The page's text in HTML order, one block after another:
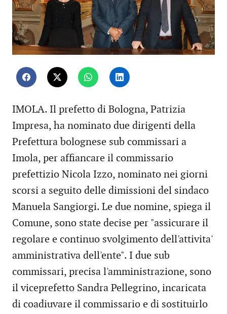
IMOLA. Il prefetto di Bologna, Patrizia
Impresa, ha nominato due dirigenti della
Prefettura bolognese sub commissari a
Imola, per affiancare il commissario
prefettizio Nicola Izzo, nominato nei giorni
scorsi a seguito delle dimissioni del sindaco
Manuela Sangiorgi. Le due nomine, spiega il
Comune, sono state decise per "assicurare il
regolare e continuo svolgimento dell'attivita'
amministrativa dell'ente". I due sub
commissari, precisa l'amministrazione, sono
il viceprefetto Sandra Pellegrino, incaricata
di coadiuvare il commissario e di sostituirlo